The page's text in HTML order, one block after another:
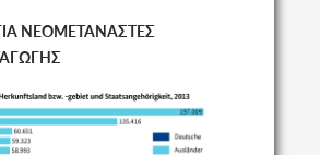
ΝΕΟΜΕΤΑΝΑΣΤΕΣ